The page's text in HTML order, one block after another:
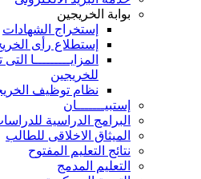
بوابة الخريجين
إستخراج الشهادات
إستطلاع رأى
المزايـــــــــا
للخريجين
نظام توظيف
إستبيـــــــان
البرامج الدراسية
الميثاق الاخلاقى للطالب
نتائج التعليم المفتوح
التعليم المدمج